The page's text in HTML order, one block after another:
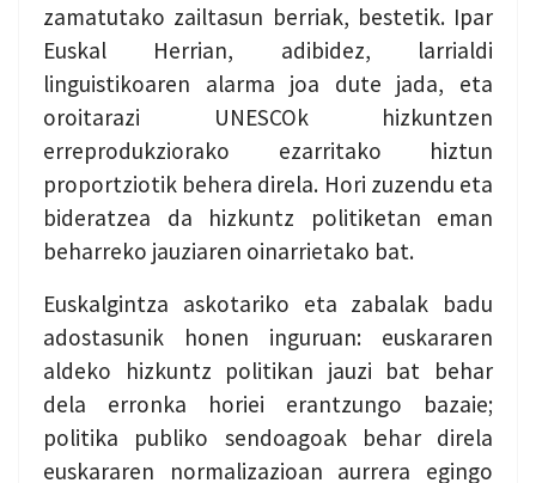
zamatutako zailtasun berriak, bestetik. Ipar
Euskal Herrian, adibidez, larrialdi
linguistikoaren alarma joa dute jada, eta
oroitarazi UNESCOk hizkuntzen
erreprodukziorako ezarritako hiztun
proportziotik behera direla. Hori zuzendu eta
bideratzea da hizkuntz politiketan eman
beharreko jauziaren oinarrietako bat.
Euskalgintza askotariko eta zabalak badu
adostasunik honen inguruan: euskararen
aldeko hizkuntz politikan jauzi bat behar
dela erronka horiei erantzungo bazaie;
politika publiko sendoagoak behar direla
euskararen normalizazioan aurrera egingo